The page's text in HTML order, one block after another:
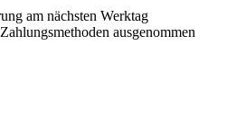
am nächsten Werktag
ausgenommen